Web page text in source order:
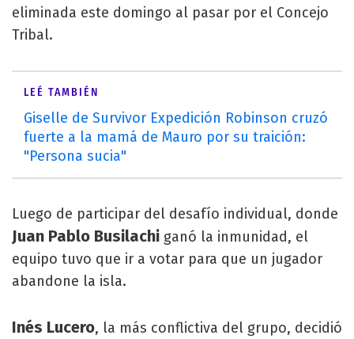
eliminada este domingo al pasar por el Concejo
Tribal.
LEÉ TAMBIÉN
Giselle de Survivor Expedición Robinson cruzó
fuerte a la mamá de Mauro por su traición:
"Persona sucia"
Luego de participar del desafío individual, donde
Juan Pablo Busilachi ganó la inmunidad, el
equipo tuvo que ir a votar para que un jugador
abandone la isla.
Inés Lucero, la más conflictiva del grupo, decidió